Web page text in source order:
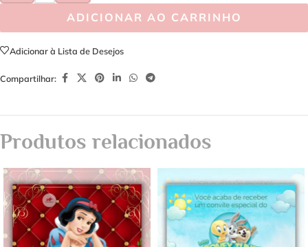
ADICIONAR AO CARRINHO
Adicionar à Lista de Desejos
Compartilhar:
Produtos relacionados